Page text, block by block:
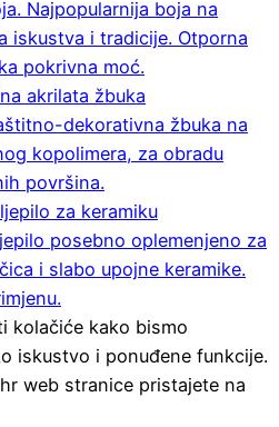
Najpopularnija boja na
iskustva i tradicije. Otporna
pokrivna moć.
akrilata žbuka
dekorativna žbuka na
kopolimera, za obradu
površina.
za keramiku
posebno oplemenjeno za
i slabo upojne keramike.
kolačiće kako bismo
iskustvo i ponuđene funkcije.
web stranice pristajete na